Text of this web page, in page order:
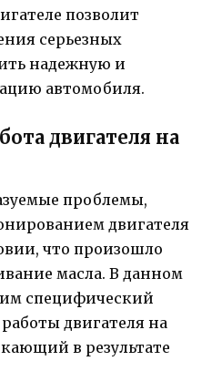
позволит
серьезных
надежную и
автомобиля.
двигателя на
проблемы,
двигателя
что произошло
масла. В данном
специфический
двигателя на
в результате